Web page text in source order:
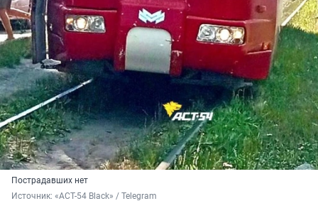
Пострадавших нет
Источник: «ACT-54 Black» / Telegram